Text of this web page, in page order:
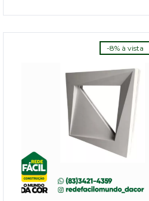
-8% à vista